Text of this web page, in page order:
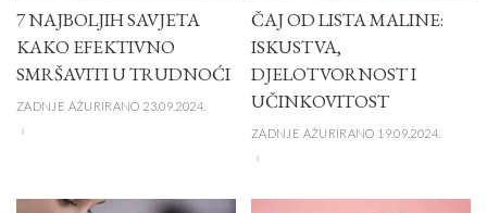
7 NAJBOLJIH SAVJETA
KAKO EFEKTIVNO
SMRŠAVITI U TRUDNOĆI
ZADNJE AŽURIRANO 23.09.2024.
ČAJ OD LISTA MALINE:
ISKUSTVA,
DJELOTVORNOST I
UČINKOVITOST
ZADNJE AŽURIRANO 19.09.2024.